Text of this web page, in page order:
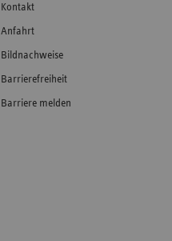
Kontakt
Anfahrt
Bildnachweise
Barrierefreiheit
Barriere melden